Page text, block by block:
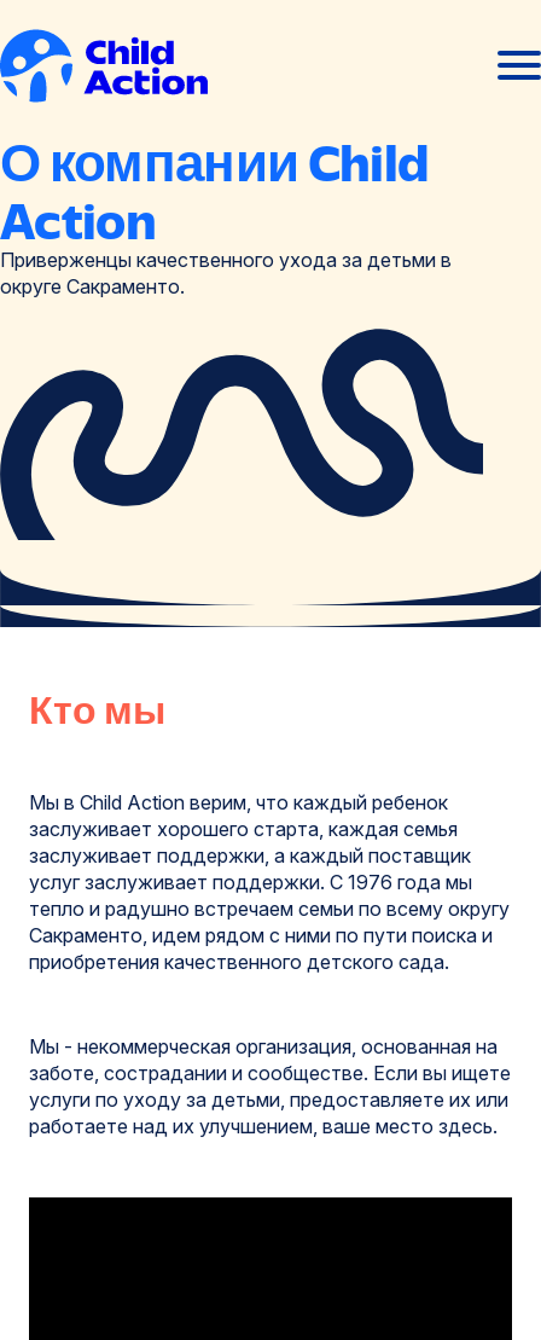
О компании Child
Action
Приверженцы качественного ухода за детьми в
округе Сакраменто.
Кто мы
Мы в Child Action верим, что каждый ребенок
заслуживает хорошего старта, каждая семья
заслуживает поддержки, а каждый поставщик
услуг заслуживает поддержки. С 1976 года мы
тепло и радушно встречаем семьи по всему округу
Сакраменто, идем рядом с ними по пути поиска и
приобретения качественного детского сада.
Мы - некоммерческая организация, основанная на
заботе, сострадании и сообществе. Если вы ищете
услуги по уходу за детьми, предоставляете их или
работаете над их улучшением, ваше место здесь.